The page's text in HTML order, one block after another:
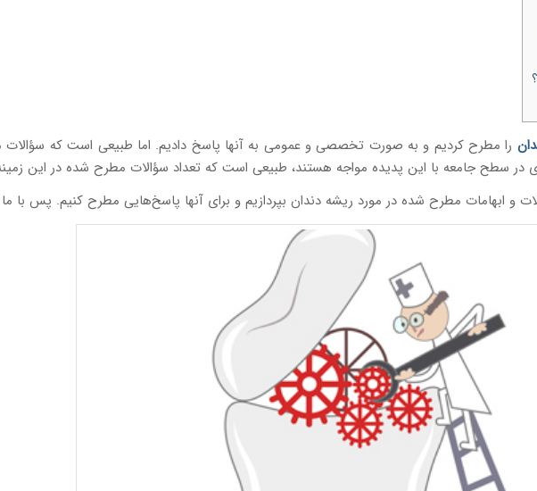
را مطرح کردیم و به صورت تخصصی و عمومی به آنها پاسخ دادیم. اما طبیعی است که
در سطح جامعه با این پدیده مواجه هستند، طبیعی است که تعداد سؤالات مطرح شده در این
و ابهامات مطرح شده در مورد ریشه دندان بپردازیم و برای آنها پاسخ‌هایی مطرح کنیم. پس با ما